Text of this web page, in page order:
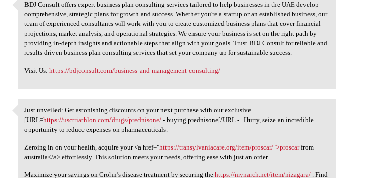
BDJ Consult offers expert
BDJ Consult offers expert business plan consulting services tailored to help businesses in the UAE develop
comprehensive, strategic plans for growth and success. Whether you're a startup or an established business, our
team of experienced consultants will work with you to create customized business plans that cover financial
projections, market analysis, and operational strategies. We ensure your business is set on the right path by
providing in-depth insights and actionable steps that align with your goals. Trust BDJ Consult for reliable and
results-driven business plan consulting services that set your company up for sustainable success.
Visit Us:https://bdjconsult.com/business-and-management-consulting/
Just unveiled: Get
Just unveiled: Get astonishing discounts on your next purchase with our exclusive
[URL=https://usctriathlon.com/drugs/prednisone/ - buying prednisone[/URL - . Hurry, seize an incredible
opportunity to reduce expenses on pharmaceuticals.
Zeroing in on your health, acquire your <a href="https://transylvaniacare.org/item/proscar/">proscarfrom
australia</a> effortlessly. This solution meets your needs, offering ease with just an order.
Maximize your savings on Crohn’s disease treatment by securing thehttps://mynarch.net/item/nizagara/ . Find